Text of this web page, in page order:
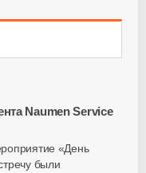
Naumen Service
«День
были